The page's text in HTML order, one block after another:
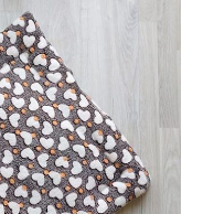
€ 42,50